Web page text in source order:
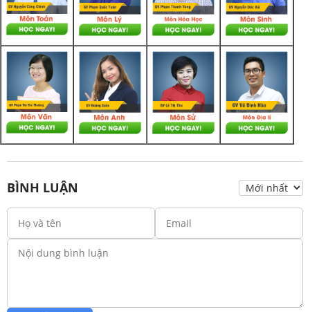
BÌNH LUẬN